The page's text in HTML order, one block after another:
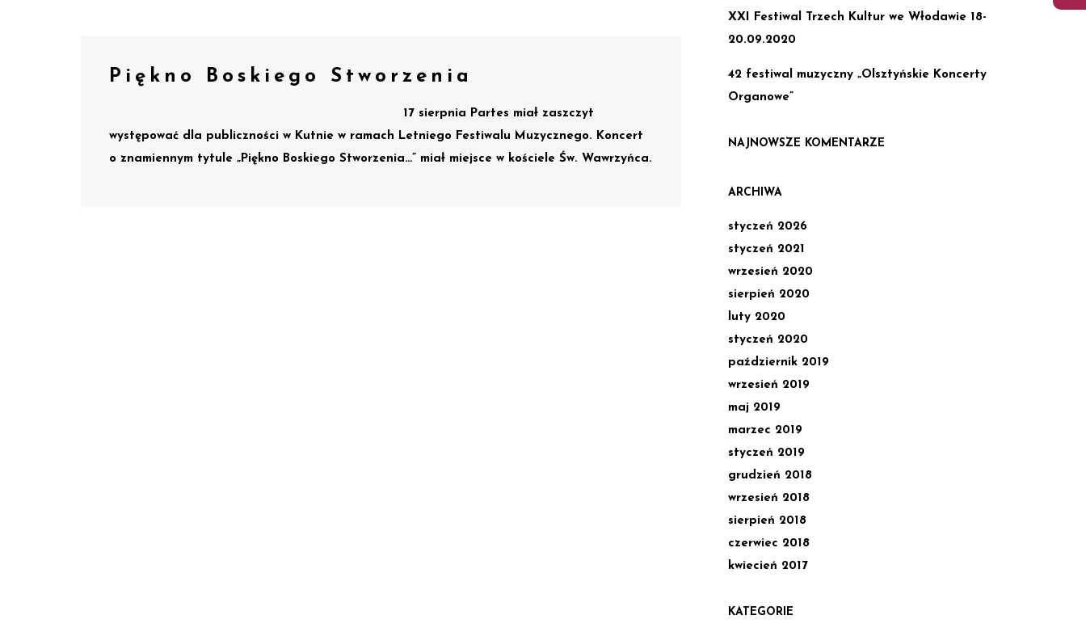
Piękno Boskiego Stworzenia
17 sierpnia Partes miał zaszczyt
występować dla publiczności w Kutnie w ramach Letniego Festiwalu Muzycznego. Koncert
o znamiennym tytule „Piękno Boskiego Stworzenia…” miał miejsce w kościele Św. Wawrzyńca.
XXI Festiwal Trzech Kultur we Włodawie 18-
20.09.2020
42 festiwal muzyczny „Olsztyńskie Koncerty
Organowe”
NAJNOWSZE KOMENTARZE
ARCHIWA
styczeń 2026
styczeń 2021
wrzesień 2020
sierpień 2020
luty 2020
styczeń 2020
październik 2019
wrzesień 2019
maj 2019
marzec 2019
styczeń 2019
grudzień 2018
wrzesień 2018
sierpień 2018
czerwiec 2018
kwiecień 2017
KATEGORIE